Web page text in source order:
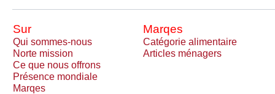
Sur Marqes
Qui sommes-nous
Catégorie alimentaire
Norte mission
Articles ménagers
Ce que nous offrons
Présence mondiale
Marqes